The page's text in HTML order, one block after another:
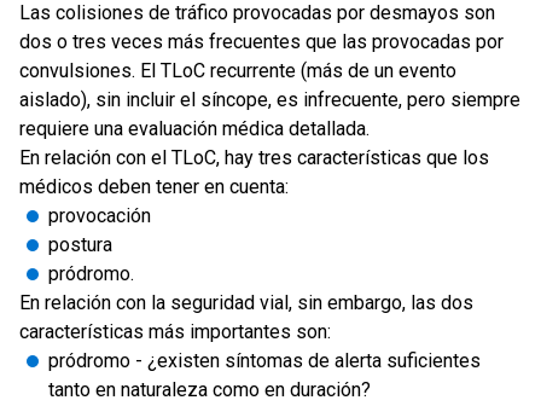
Las colisiones de tráfico provocadas por desmayos son
dos o tres veces más frecuentes que las provocadas por
convulsiones. El TLoC recurrente (más de un evento
aislado), sin incluir el síncope, es infrecuente, pero siempre
requiere una evaluación médica detallada.
En relación con el TLoC, hay tres características que los
médicos deben tener en cuenta:
provocación
postura
pródromo.
En relación con la seguridad vial, sin embargo, las dos
características más importantes son:
pródromo - ¿existen síntomas de alerta suficientes
tanto en naturaleza como en duración?